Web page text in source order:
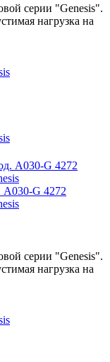
серии "Genesis".
нагрузка на
A030-G 4272
серии "Genesis".
нагрузка на